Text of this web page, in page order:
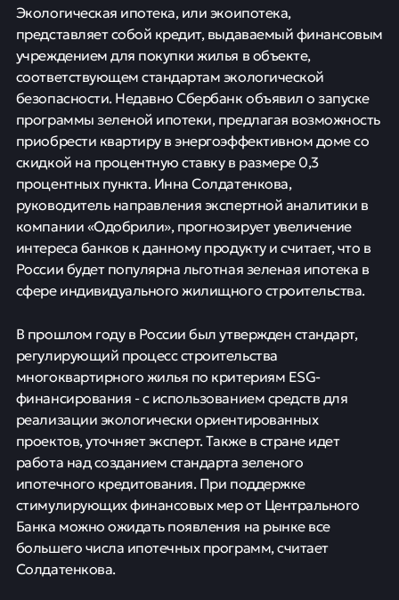
Экологическая ипотека, или экоипотека,
представляет собой кредит, выдаваемый финансовым
учреждением для покупки жилья в объекте,
соответствующем стандартам экологической
безопасности. Недавно Сбербанк объявил о запуске
программы зеленой ипотеки, предлагая возможность
приобрести квартиру в энергоэффективном доме со
скидкой на процентную ставку в размере 0,3
процентных пункта. Инна Солдатенкова,
руководитель направления экспертной аналитики в
компании «Одобрили», прогнозирует увеличение
интереса банков к данному продукту и считает, что в
России будет популярна льготная зеленая ипотека в
сфере индивидуального жилищного строительства.
В прошлом году в России был утвержден стандарт,
регулирующий процесс строительства
многоквартирного жилья по критериям ESG-
финансирования - с использованием средств для
реализации экологически ориентированных
проектов, уточняет эксперт. Также в стране идет
работа над созданием стандарта зеленого
ипотечного кредитования. При поддержке
стимулирующих финансовых мер от Центрального
Банка можно ожидать появления на рынке все
большего числа ипотечных программ, считает
Солдатенкова.